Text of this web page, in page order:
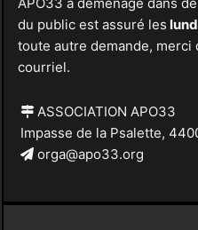
APO33 a déménagé dans
du public est assuré les
toute autre demande, merci
courriel.
ASSOCIATION APO33
Impasse de la Psalette,
orga@apo33.org